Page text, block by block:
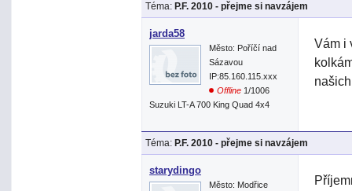
Téma: P.F. 2010 - přejme si navzájem
jarda58
Město: Poříčí nad
Sázavou
IP:85.160.115.xxx
Offline 1/1006
Suzuki LT-A 700 King Quad 4x4
Vám i
Téma: P.F. 2010 - přejme si navzájem
starydingo
Město: Modřice